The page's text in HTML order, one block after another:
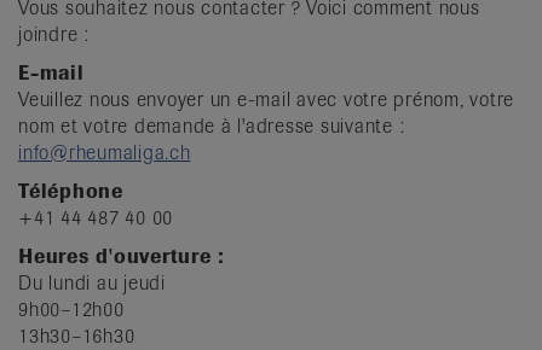
Vous souhaitez nous contacter ? Voici comment nous
joindre :
E-mail
Veuillez nous envoyer un e-mail avec votre prénom, votre
nom et votre demande à l'adresse suivante :
info@rheumaliga.ch
Téléphone
+41 44 487 40 00
Heures d'ouverture :
Du lundi au jeudi
9h00–12h00
13h30–16h30